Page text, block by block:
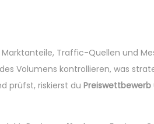
Traffic-Quellen und
des Volumens kontrollieren, was
prüfst, riskierst du